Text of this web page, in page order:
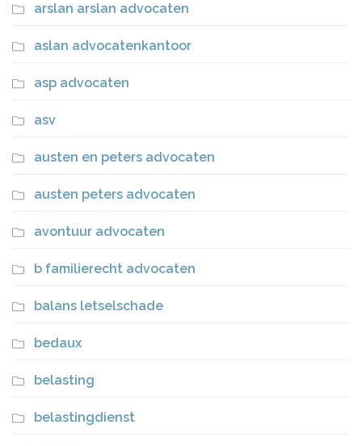
arslan arslan advocaten
aslan advocatenkantoor
asp advocaten
asv
austen en peters advocaten
austen peters advocaten
avontuur advocaten
b familierecht advocaten
balans letselschade
bedaux
belasting
belastingdienst